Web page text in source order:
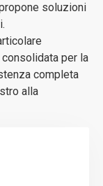
soluzioni
per la
completa
alla